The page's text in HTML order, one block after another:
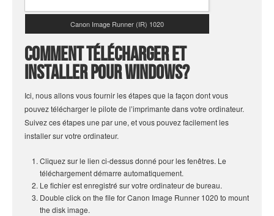
Canon Image Runner (IR) 1020
Comment télécharger et
installer pour windows?
Ici, nous allons vous fournir les étapes que la façon dont vous
pouvez télécharger le pilote de l’imprimante dans votre ordinateur.
Suivez ces étapes une par une, et vous pouvez facilement les
installer sur votre ordinateur.
Cliquez sur le lien ci-dessus donné pour les fenêtres. Le
téléchargement démarre automatiquement.
Le fichier est enregistré sur votre ordinateur de bureau.
Double click on the file for Canon Image Runner 1020 to mount
the disk image.